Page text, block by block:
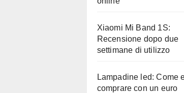
Xiaomi Mi Band 1S:
Recensione dopo due
settimane di utilizzo
Lampadine led: Come
comprare con un euro